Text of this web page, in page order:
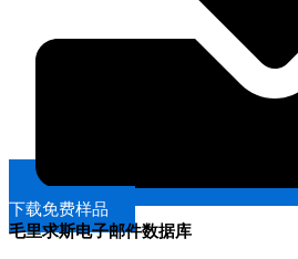
下载免费样品
毛里求斯电子邮件数据库